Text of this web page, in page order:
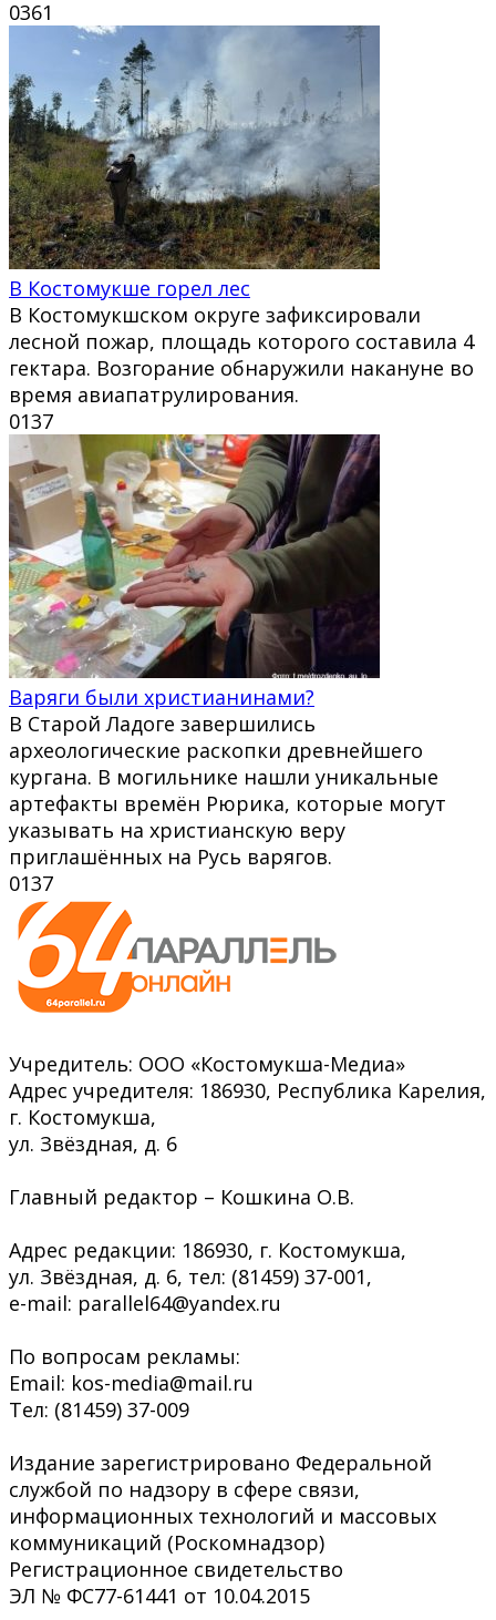
0361
В Костомукше горел лес
В Костомукшском округе зафиксировали
лесной пожар, площадь которого составила 4
гектара. Возгорание обнаружили накануне во
время авиапатрулирования.
0137
Варяги были христианинами?
В Старой Ладоге завершились
археологические раскопки древнейшего
кургана. В могильнике нашли уникальные
артефакты времён Рюрика, которые могут
указывать на христианскую веру
приглашённых на Русь варягов.
0137
Учредитель: ООО «Костомукша-Медиа»
Адрес учредителя: 186930, Республика Карелия,
г. Костомукша,
ул. Звёздная, д. 6
Главный редактор – Кошкина О.В.
Адрес редакции: 186930, г. Костомукша,
ул. Звёздная, д. 6, тел: (81459) 37-001,
e-mail: parallel64@yandex.ru
По вопросам рекламы:
Email: kos-media@mail.ru
Тел: (81459) 37-009
Издание зарегистрировано Федеральной
службой по надзору в сфере связи,
информационных технологий и массовых
коммуникаций (Роскомнадзор)
Регистрационное свидетельство
ЭЛ № ФС77-61441 от 10.04.2015